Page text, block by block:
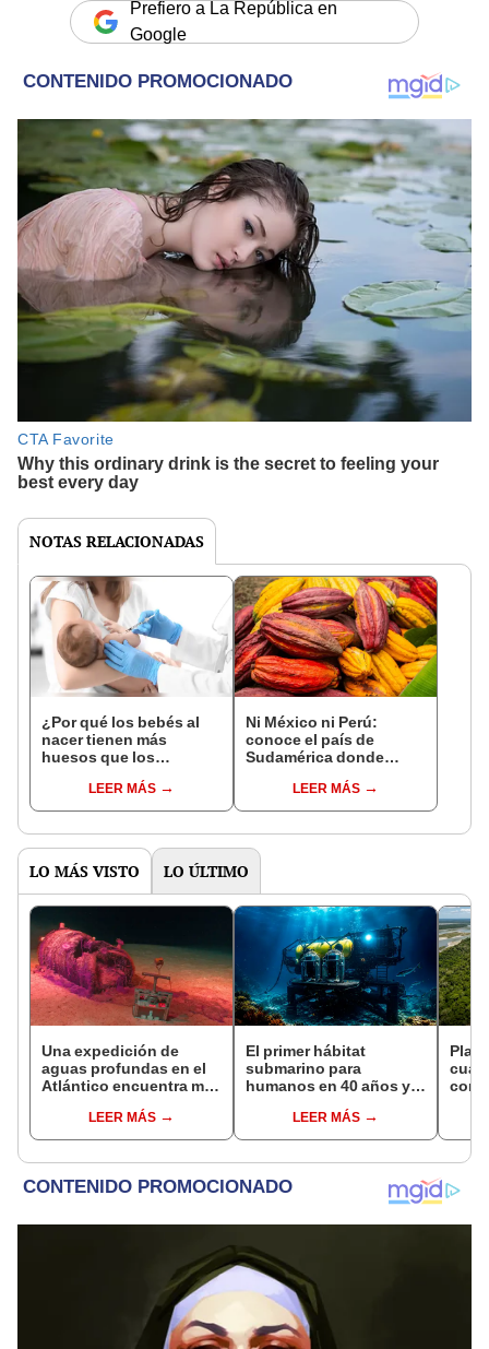
Prefiero a La República en
Google
NOTAS RELACIONADAS
¿Por qué los bebés al
nacer tienen más
huesos que los
LEER MÁS
Ni México ni Perú:
conoce el país de
Sudamérica donde
estudioLEER MÁS
LO MÁS VISTO LO ÚLTIMO
Una expedición de
aguas profundas en el
Atlántico encuentra más
residuos radiactivos
con fugas
LEER MÁS
El primer hábitat
submarino para
humanos en 40 años ya
permitirá vivir y trabajar
a 17 metros de
LEER MÁS